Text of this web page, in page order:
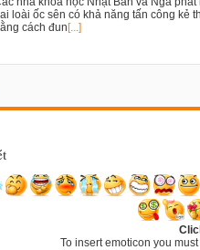
loài ốc sên có khả năng tấn công kẻ
cách đun [...]
To insert emoticon you